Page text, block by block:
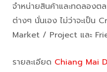
จำหน่ายสินค้าและทดลองต
ต่างๆ นั่นเอง ไม่ว่าจะเป็น
Market / Project และ
รายละเอียด Chiang Mai